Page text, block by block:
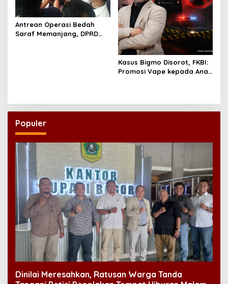
Antrean Operasi Bedah
Saraf Memanjang, DPRD
Kasus Bigmo Disorot, FKBI:
Promosi Vape kepada Anak
Populer
Dinilai Meresahkan, Ratusan Warga Tanda